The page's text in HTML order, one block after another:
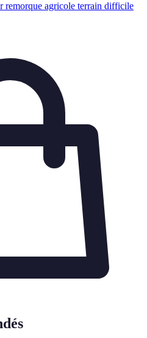
remorque agricole terrain difficile